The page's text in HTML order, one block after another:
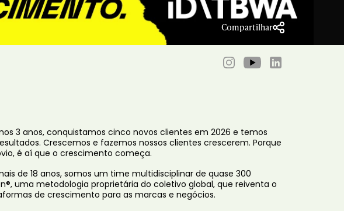
Compartilhar
3 anos, conquistamos cinco novos clientes em 2026 e temos
Crescemos e fazemos nossos clientes crescerem. Porque
é aí que o crescimento começa.
de 18 anos, somos um time multidisciplinar de quase 300
uma metodologia proprietária do coletivo global, que reiventa o
de crescimento para as marcas e negócios.